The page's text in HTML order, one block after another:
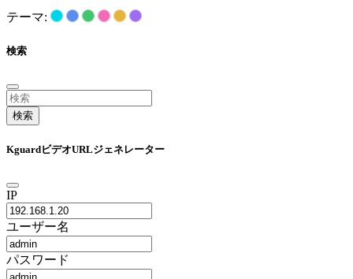
テーマ:
検索
検索
KguardビデオURLジェネレーター
IP
ユーザー名
パスワード